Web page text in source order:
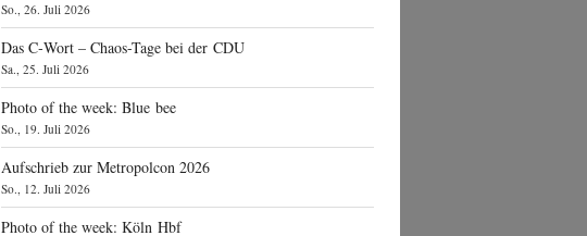
So., 26. Juli 2026
Das C‑Wort – Chaos-Tage bei der CDU
Sa., 25. Juli 2026
Photo of the week: Blue bee
So., 19. Juli 2026
Aufschrieb zur Metropolcon 2026
So., 12. Juli 2026
Photo of the week: Köln Hbf